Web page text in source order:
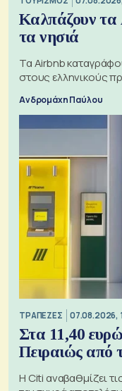
Καλπάζουν τα
τα νησιά
Τα Airbnb
στους ελληνικούς
Ανδρομάχη Παύλου
ΤΡΑΠΕΖΕΣ 07.08.2026,
Στα 11,40
Πειραιώς από
Η Citi αναβαθμίζει